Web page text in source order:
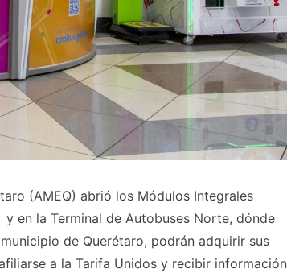
(AMEQ) abrió los Módulos Integrales
en la Terminal de Autobuses Norte, dónde
de Querétaro, podrán adquirir sus
a la Tarifa Unidos y recibir información